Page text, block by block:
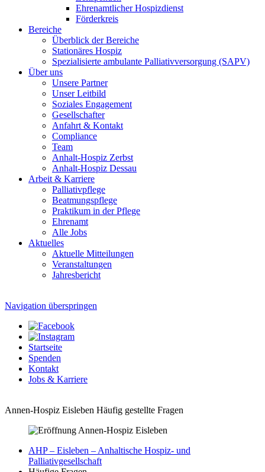
Ehrenamtlicher Hospizdienst
Förderkreis
Bereiche
Überblick der Bereiche
Stationäres Hospiz
Spezialisierte ambulante Palliativversorgung (SAPV)
Über uns
Unsere Partner
Unser Leitbild
Soziales Engagement
Gesellschafter
Anfahrt & Kontakt
Compliance
Team
Anhalt-Hospiz Zerbst
Anhalt-Hospiz Dessau
Arbeit & Karriere
Palliativpflege
Beatmungspflege
Praktikum in der Pflege
Ehrenamt
Alle Jobs
Aktuelles
Aktuelle Mitteilungen
Veranstaltungen
Jahresbericht
Navigation überspringen
Startseite
Spenden
Kontakt
Jobs & Karriere
Annen-Hospiz Eisleben Häufig gestellte Fragen
AHP – Eisleben – Anhaltische Hospiz- und
Palliativgesellschaft